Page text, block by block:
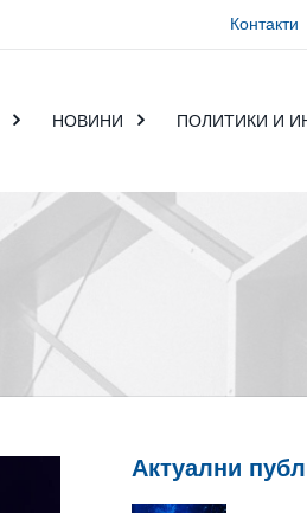
Контакти
НОВИНИ ПОЛИТИКИ И
Актуални